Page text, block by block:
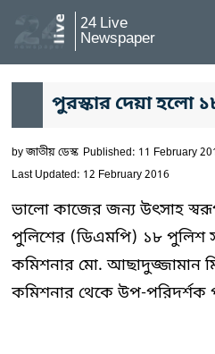
24 Live
Newspaper
পুরস্কার দেয়া হলো
byজাতীয় ডেস্ক Published: 11 February
Last Updated: 12 February 2016
ভালো কাজের জন্য উৎসাহ
পুলিশের (ডিএমপি) ১৮ পুলিশ
কমিশনার মো. আছাদুজ্জামান
কমিশনার থেকে উপ-পরিদর্শক